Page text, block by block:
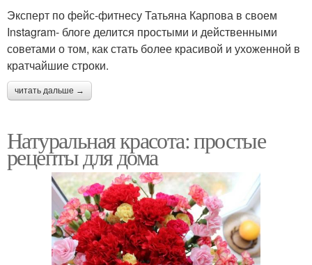
Эксперт по фейс-фитнесу Татьяна Карпова в своем
Instagram- блоге делится простыми и действенными
советами о том, как стать более красивой и ухоженной в
кратчайшие строки.
читать дальше →
Натуральная красота: простые
рецепты для дома